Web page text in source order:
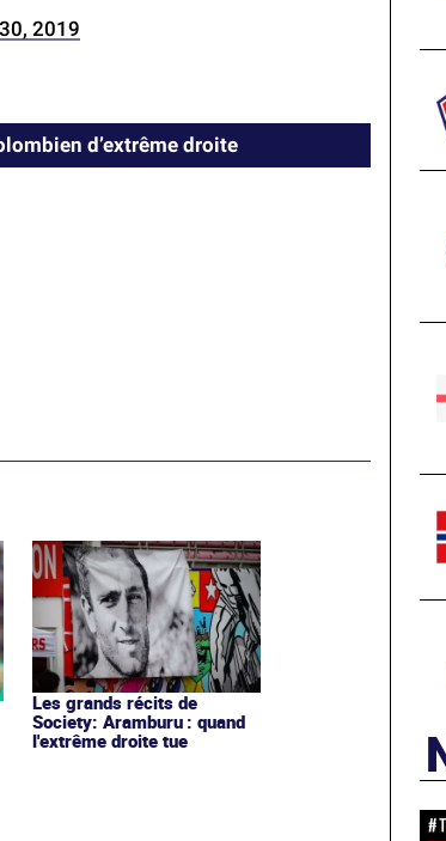
2019
d’extrême droite
Les grands récits de
Society: Aramburu : quand
l'extrême droite tue